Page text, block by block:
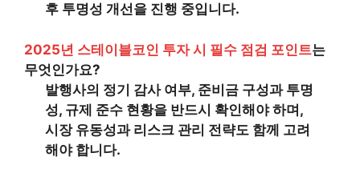
후 투명성 개선을 진행 중입니다.
2025년 스테이블코인 투자 시 필수 점검 포인트는
무엇인가요?
발행사의 정기 감사 여부, 준비금 구성과 투명
성, 규제 준수 현황을 반드시 확인해야 하며,
시장 유동성과 리스크 관리 전략도 함께 고려
해야 합니다.